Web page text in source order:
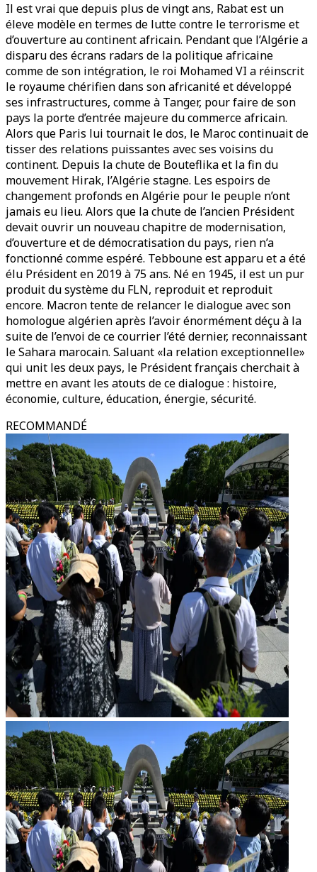
Il est vrai que depuis plus de vingt ans, Rabat est un
éleve modèle en termes de lutte contre le terrorisme et
d’ouverture au continent africain. Pendant que l’Algérie a
disparu des écrans radars de la politique africaine
comme de son intégration, le roi Mohamed VI a réinscrit
le royaume chérifien dans son africanité et développé
ses infrastructures, comme à Tanger, pour faire de son
pays la porte d’entrée majeure du commerce africain.
Alors que Paris lui tournait le dos, le Maroc continuait de
tisser des relations puissantes avec ses voisins du
continent. Depuis la chute de Bouteflika et la fin du
mouvement Hirak, l’Algérie stagne. Les espoirs de
changement profonds en Algérie pour le peuple n’ont
jamais eu lieu. Alors que la chute de l’ancien Président
devait ouvrir un nouveau chapitre de modernisation,
d’ouverture et de démocratisation du pays, rien n’a
fonctionné comme espéré. Tebboune est apparu et a été
élu Président en 2019 à 75 ans. Né en 1945, il est un pur
produit du système du FLN, reproduit et reproduit
encore. Macron tente de relancer le dialogue avec son
homologue algérien après l’avoir énormément déçu à la
suite de l’envoi de ce courrier l’été dernier, reconnaissant
le Sahara marocain. Saluant «la relation exceptionnelle»
qui unit les deux pays, le Président français cherchait à
mettre en avant les atouts de ce dialogue : histoire,
économie, culture, éducation, énergie, sécurité.
RECOMMANDÉ